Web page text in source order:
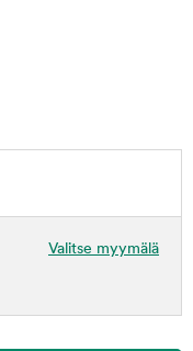
Valitse myymälä